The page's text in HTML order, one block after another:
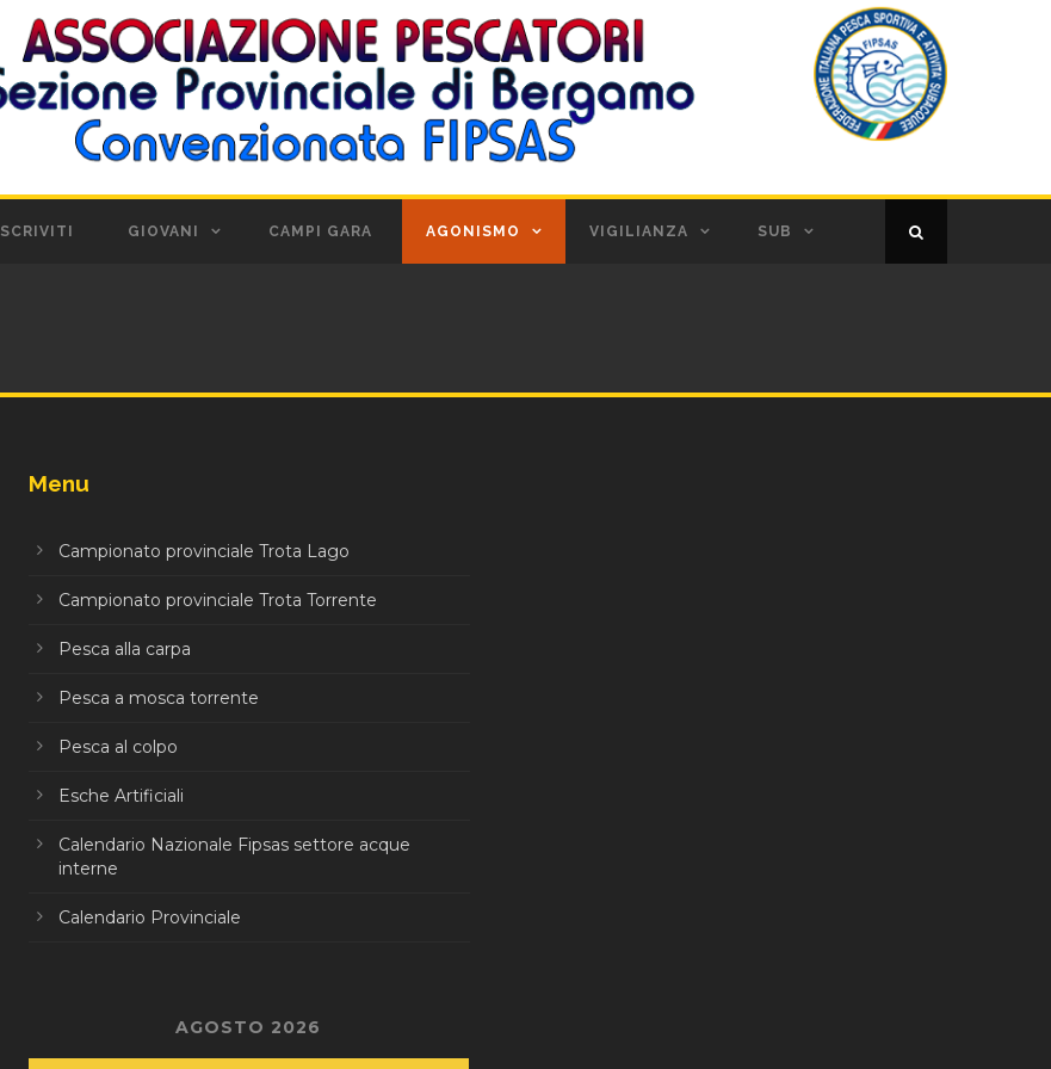
ISCRIVITI GIOVANI CAMPI GARA AGONISMO VIGILIANZA SUB
Menu
Campionato provinciale Trota Lago
Campionato provinciale Trota Torrente
Pesca alla carpa
Pesca a mosca torrente
Pesca al colpo
Esche Artificiali
Calendario Nazionale Fipsas settore acque
interne
Calendario Provinciale
AGOSTO 2026